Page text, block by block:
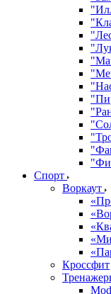
Спорт
Воркаут
Кроссфит